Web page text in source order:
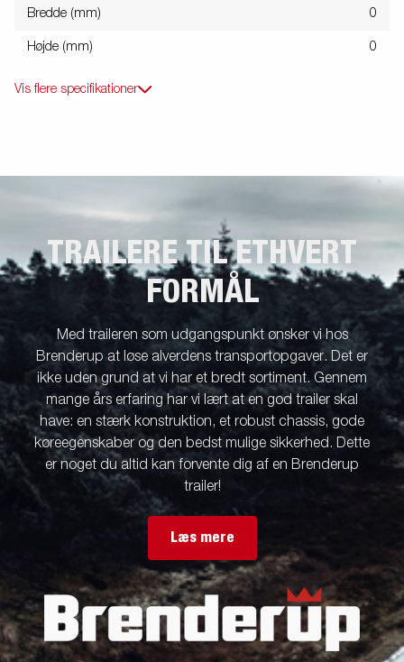
Bredde (mm) 0
Højde (mm) 0
Vis flere specifikationer
TRAILERE TIL ETHVERT
FORMÅL
Med traileren som udgangspunkt ønsker vi hos
Brenderup at løse alverdens transportopgaver. Det er
ikke uden grund at vi har et bredt sortiment. Gennem
mange års erfaring har vi lært at en god trailer skal
have: en stærk konstruktion, et robust chassis, gode
køreegenskaber og den bedst mulige sikkerhed. Dette
er noget du altid kan forvente dig af en Brenderup
trailer!
Læs mere